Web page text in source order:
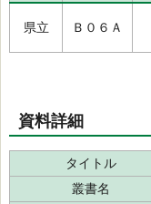
県立 Ｂ０６Ａ
資料詳細
タイトル
叢書名